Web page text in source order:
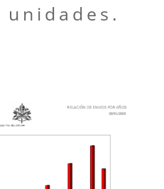
unidades.